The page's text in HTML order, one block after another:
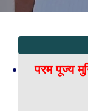
परम पूज्य